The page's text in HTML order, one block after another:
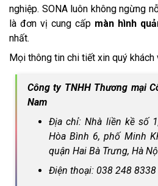
nghiệp. SONA luôn không ngừng
là đơn vị cung cấp màn hình
nhất.
Mọi thông tin chi tiết xin quý khách
Công ty TNHH Thương mại
Nam
Địa chỉ: Nhà liền kề số
Hòa Bình 6, phố Minh
quận Hai Bà Trưng, Hà
Điện thoại: 038 248 8338